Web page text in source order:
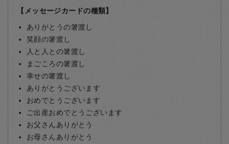
【メッセージカードの種類】
ありがとうの箸渡し
笑顔の箸渡し
人と人との箸渡し
まごころの箸渡し
幸せの箸渡し
ありがとうございます
おめでとうございます
ご出産おめでとうございます
お父さんありがとう
お母さんありがとう